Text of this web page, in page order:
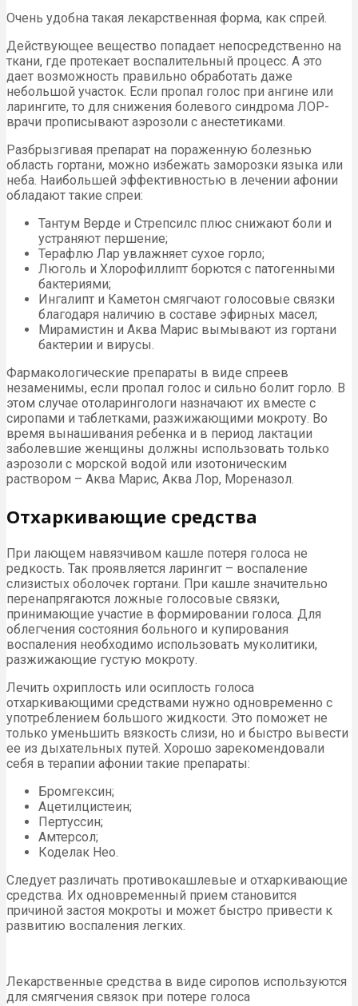
Очень удобна такая лекарственная форма, как спрей.
Действующее вещество попадает непосредственно на
ткани, где протекает воспалительный процесс. А это
дает возможность правильно обработать даже
небольшой участок. Если пропал голос при ангине или
ларингите, то для снижения болевого синдрома ЛОР-
врачи прописывают аэрозоли с анестетиками.
Разбрызгивая препарат на пораженную болезнью
область гортани, можно избежать заморозки языка или
неба. Наибольшей эффективностью в лечении афонии
обладают такие спреи:
Тантум Верде и Стрепсилс плюс снижают боли и
устраняют першение;
Терафлю Лар увлажняет сухое горло;
Люголь и Хлорофиллипт борются с патогенными
бактериями;
Ингалипт и Каметон смягчают голосовые связки
благодаря наличию в составе эфирных масел;
Мирамистин и Аква Марис вымывают из гортани
бактерии и вирусы.
Фармакологические препараты в виде спреев
незаменимы, если пропал голос и сильно болит горло. В
этом случае отоларингологи назначают их вместе с
сиропами и таблетками, разжижающими мокроту. Во
время вынашивания ребенка и в период лактации
заболевшие женщины должны использовать только
аэрозоли с морской водой или изотоническим
раствором – Аква Марис, Аква Лор, Мореназол.
Отхаркивающие средства
При лающем навязчивом кашле потеря голоса не
редкость. Так проявляется ларингит – воспаление
слизистых оболочек гортани. При кашле значительно
перенапрягаются ложные голосовые связки,
принимающие участие в формировании голоса. Для
облегчения состояния больного и купирования
воспаления необходимо использовать муколитики,
разжижающие густую мокроту.
Лечить охриплость или осиплость голоса
отхаркивающими средствами нужно одновременно с
употреблением большого жидкости. Это поможет не
только уменьшить вязкость слизи, но и быстро вывести
ее из дыхательных путей. Хорошо зарекомендовали
себя в терапии афонии такие препараты:
Бромгексин;
Ацетилцистеин;
Пертуссин;
Амтерсол;
Коделак Нео.
Следует различать противокашлевые и отхаркивающие
средства. Их одновременный прием становится
причиной застоя мокроты и может быстро привести к
развитию воспаления легких.
Лекарственные средства в виде сиропов используются
для смягчения связок при потере голоса